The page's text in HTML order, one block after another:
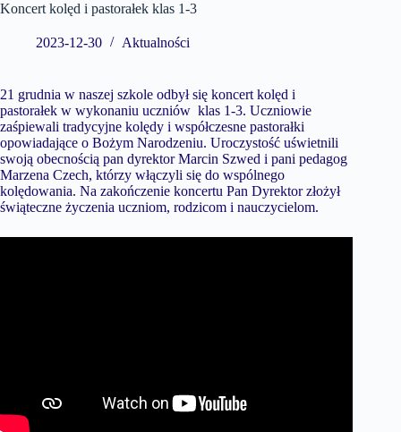
Koncert kolęd i pastorałek klas 1-3
2023-12-30 Aktualności
21 grudnia w naszej szkole odbył się koncert kolęd i
pastorałek w wykonaniu uczniów klas 1-3. Uczniowie
zaśpiewali tradycyjne kolędy i współczesne pastorałki
opowiadające o Bożym Narodzeniu. Uroczystość uświetnili
swoją obecnością pan dyrektor Marcin Szwed i pani pedagog
Marzena Czech, którzy włączyli się do wspólnego
kolędowania. Na zakończenie koncertu Pan Dyrektor złożył
świąteczne życzenia uczniom, rodzicom i nauczycielom.